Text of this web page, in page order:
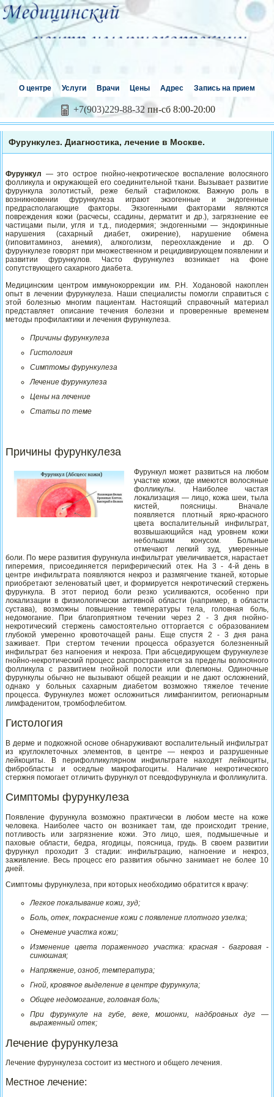
О центре Услуги Врачи Цены Адрес Запись на прием
+7(903)229-88-32 пн-сб 8:00-20:00
Фурункулез. Диагностика, лечение в Москве.
Фурункул — это острое гнойно-некротическое воспаление волосяного
фолликула и окружающей его соединительной ткани. Вызывает развитие
фурункула золотистый, реже белый стафилококк. Важную роль в
возникновении фурункулеза играют экзогенные и эндогенные
предрасполагающие факторы. Экзогенными факторами являются
повреждения кожи (расчесы, ссадины, дерматит и др.), загрязнение ее
частицами пыли, угля и т.д., пиодермия; эндогенными — эндокринные
нарушения (сахарный диабет, ожирение), нарушение обмена
(гиповитаминоз, анемия), алкоголизм, переохлаждение и др. О
фурункулезе говорят при множественном и рецидивирующем появлении и
развитии фурункулов. Часто фурункулез возникает на фоне
сопутствующего сахарного диабета.
Медицинским центром иммунокоррекции им. Р.Н. Ходановой накоплен
опыт в лечении фурункулеза. Наши специалисты помогли справиться с
этой болезнью многим пациентам. Настоящий справочный материал
представляет описание течения болезни и проверенные временем
методы профилактики и лечения фурункулеза.
Причины фурункулеза
Гистология
Симптомы фурункулеза
Лечение фурункулеза
Цены на лечение
Статьи по теме
Причины фурункулеза
Фурункул может развиться на любом
участке кожи, где имеются волосяные
фолликулы. Наиболее частая
локализация — лицо, кожа шеи, тыла
кистей, поясницы. Вначале
появляется плотный ярко-красного
цвета воспалительный инфильтрат,
возвышающийся над уровнем кожи
небольшим конусом. Больные
отмечают легкий зуд, умеренные
боли. По мере развития фурункула инфильтрат увеличивается, нарастает
гиперемия, присоединяется периферический отек. На 3 - 4-й день в
центре инфильтрата появляются некроз и размягчение тканей, которые
приобретают зеленоватый цвет, и формируется некротический стержень
фурункула. В этот период боли резко усиливаются, особенно при
локализации в физиологически активной области (например, в области
сустава), возможны повышение температуры тела, головная боль,
недомогание. При благоприятном течении через 2 - 3 дня гнойно-
некротический стержень самостоятельно отторгается с образованием
глубокой умеренно кровоточащей раны. Еще спустя 2 - 3 дня рана
заживает. При стертом течении процесса образуется болезненный
инфильтрат без нагноения и некроза. При абсцедирующем фурункулезе
гнойно-некротический процесс распространяется за пределы волосяного
фолликула с развитием гнойной полости или флегмоны. Одиночные
фурункулы обычно не вызывают общей реакции и не дают осложнений,
однако у больных сахарным диабетом возможно тяжелое течение
процесса. Фурункулез может осложниться лимфангиитом, регионарным
лимфаденитом, тромбофлебитом.
Гистология
В дерме и подкожной основе обнаруживают воспалительный инфильтрат
из круглоклеточных элементов, в центре — некроз и разрушенные
лейкоциты. В перифолликулярном инфильтрате находят лейкоциты,
фибробласты и оседлые макрофагоциты. Наличие некротического
стержня помогает отличить фурункул от псевдофурункула и фолликулита.
Симптомы фурункулеза
Появление фурункула возможно практически в любом месте на коже
человека. Наиболее часто он возникает там, где происходит трение,
потливость или загрязнение кожи. Это лицо, шея, подмышечные и
паховые области, бедра, ягодицы, поясница, грудь. В своем развитии
фурункул проходит 3 стадии: инфильтрацию, нагноение и некроз,
заживление. Весь процесс его развития обычно занимает не более 10
дней.
Симптомы фурункулеза, при которых необходимо обратится к врачу:
Легкое покалывание кожи, зуд;
Боль, отек, покраснение кожи с появление плотного узелка;
Онемение участка кожи;
Изменение цвета пораженного участка: красная - багровая -
синюшная;
Напряжение, озноб, температура;
Гной, кровяное выделение в центре фурункула;
Общее недомогание, головная боль;
При фурункуле на губе, веке, мошонки, надбровных дуг —
выраженный отек;
Лечение фурункулеза
Лечение фурункулеза состоит из местного и общего лечения.
Местное лечение: